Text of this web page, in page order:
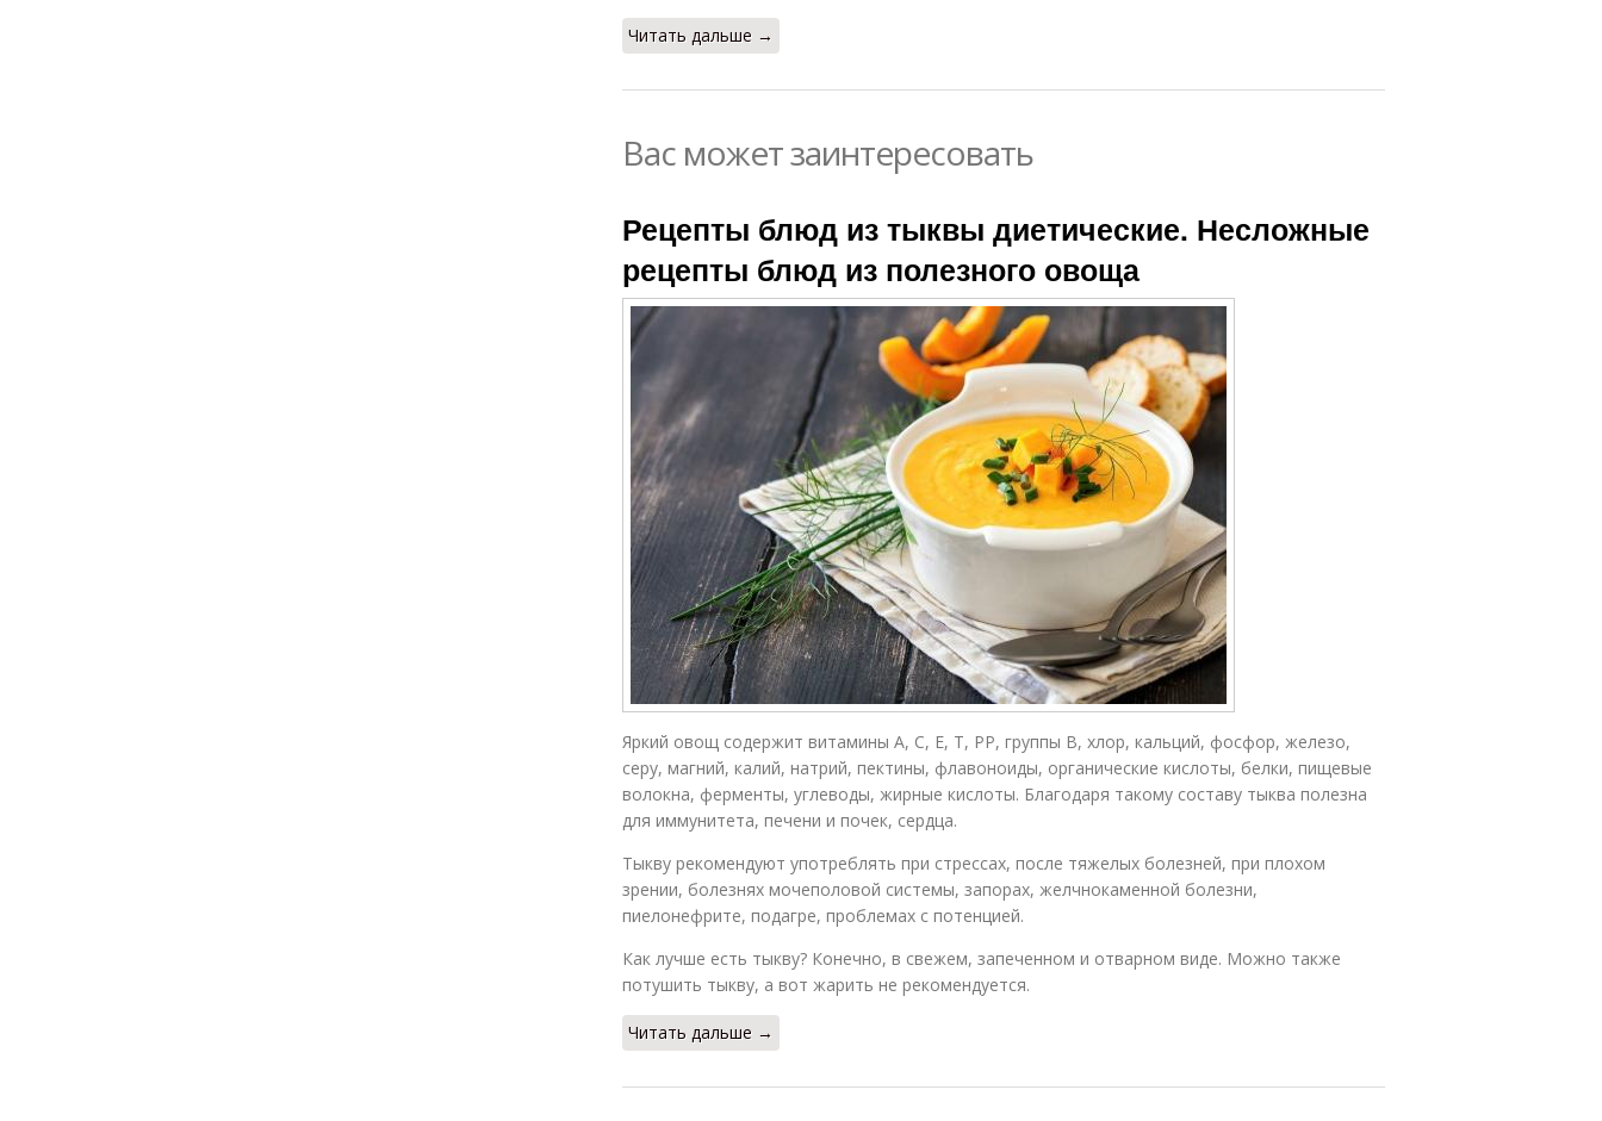
Читать дальше →
Вас может заинтересовать
Рецепты блюд из тыквы диетические. Несложные
рецепты блюд из полезного овоща
Яркий овощ содержит витамины А, С, Е, Т, РР, группы В, хлор, кальций, фосфор, железо,
серу, магний, калий, натрий, пектины, флавоноиды, органические кислоты, белки, пищевые
волокна, ферменты, углеводы, жирные кислоты. Благодаря такому составу тыква полезна
для иммунитета, печени и почек, сердца.
Тыкву рекомендуют употреблять при стрессах, после тяжелых болезней, при плохом
зрении, болезнях мочеполовой системы, запорах, желчнокаменной болезни,
пиелонефрите, подагре, проблемах с потенцией.
Как лучше есть тыкву? Конечно, в свежем, запеченном и отварном виде. Можно также
потушить тыкву, а вот жарить не рекомендуется.
Читать дальше →